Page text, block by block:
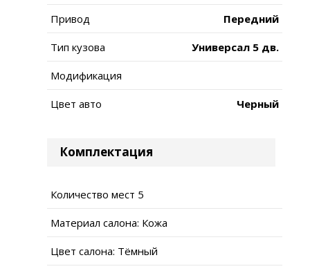
Привод Передний
Тип кузова Универсал 5 дв.
Модификация
Цвет авто Черный
Комплектация
Количество мест 5
Материал салона: Кожа
Цвет салона: Тёмный